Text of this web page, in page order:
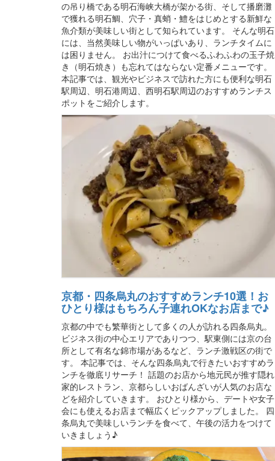
の吊り橋である明石海峡大橋が架かる街、そして播磨灘
で獲れる明石鯛、穴子・真蛸・鱧をはじめとする新鮮な
魚介類が美味しい街として知られています。 そんな明石
には、当然美味しい物がいっぱいあり、ランチタイムに
は困りません。 お出汁につけて食べるふわふわの玉子焼
き（明石焼き）も忘れてはならない定番メニューです。
本記事では、観光やビジネスで訪れた方にも便利な明石
駅周辺、明石港周辺、西明石駅周辺のおすすめランチス
ポットをご紹介します。
京都・四条烏丸のおすすめランチ10選！お
ひとり様はもちろん子連れOKなお店まで♪
京都の中でも繁華街として多くの人が訪れる四条烏丸。
ビジネス街の中心エリアでありつつ、駅東側には京の台
所として有名な錦市場があるなど、ランチ激戦区の街で
す。 本記事では、そんな四条烏丸で行きたいおすすめラ
ンチを徹底リサーチ！ 話題のお店から地元民が推す隠れ
家的レストラン、京都らしいおばんざいが人気のお店な
どを紹介していきます。 おひとり様から、デートや女子
会にも使えるお店まで幅広くピックアップしました。 四
条烏丸で美味しいランチを食べて、午後の活力をつけて
いきましょう♪